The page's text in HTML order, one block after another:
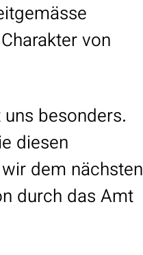
von
besonders.
diesen
dem nächsten
durch das Amt